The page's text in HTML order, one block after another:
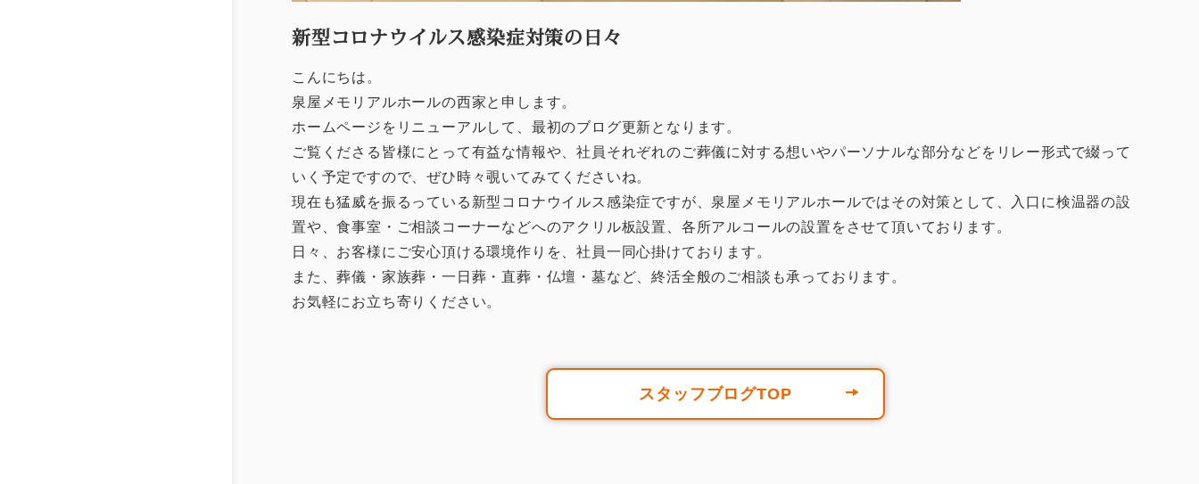
新型コロナウイルス感染症対策の日々
こんにちは。
泉屋メモリアルホールの西家と申します。
ホームページをリニューアルして、最初のブログ更新となります。
ご覧くださる皆様にとって有益な情報や、社員それぞれのご葬儀に対する想いやパーソナルな部分などをリレー形式で綴って
いく予定ですので、ぜひ時々覗いてみてくださいね。
現在も猛威を振るっている新型コロナウイルス感染症ですが、泉屋メモリアルホールではその対策として、入口に検温器の設
置や、食事室・ご相談コーナーなどへのアクリル板設置、各所アルコールの設置をさせて頂いております。
日々、お客様にご安心頂ける環境作りを、社員一同心掛けております。
また、葬儀・家族葬・一日葬・直葬・仏壇・墓など、終活全般のご相談も承っております。
お気軽にお立ち寄りください。
スタッフブログTOP